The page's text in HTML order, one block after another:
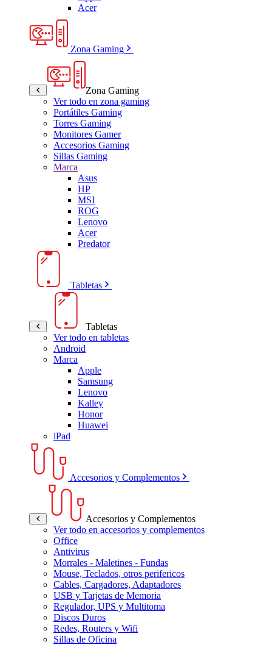
Acer
Zona Gaming
Zona Gaming
Ver todo en zona gaming
Portátiles Gaming
Torres Gaming
Monitores Gamer
Accesorios Gaming
Sillas Gaming
Marca
Asus
HP
MSI
ROG
Lenovo
Acer
Predator
Tabletas
Tabletas
Ver todo en tabletas
Android
Marca
Apple
Samsung
Lenovo
Kalley
Honor
Huawei
iPad
Accesorios y Complementos
Accesorios y Complementos
Ver todo en accesorios y complementos
Office
Antivirus
Morrales - Maletines - Fundas
Mouse, Teclados, otros perifericos
Cables, Cargadores, Adaptadores
USB y Tarjetas de Memoria
Regulador, UPS y Multitoma
Discos Duros
Redes, Routers y Wifi
Sillas de Oficina